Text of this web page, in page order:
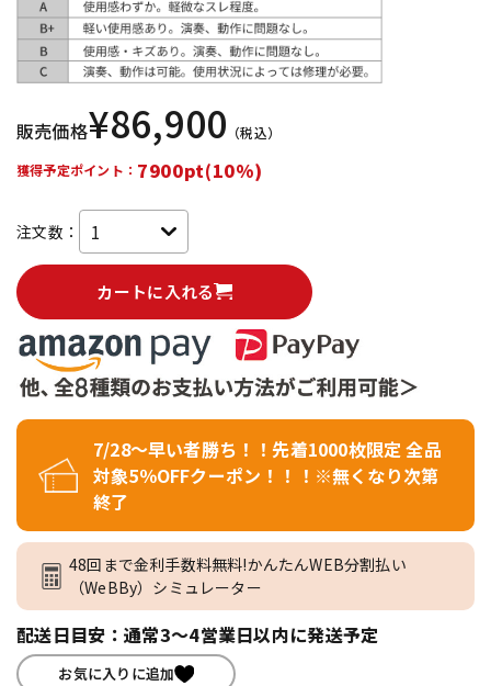
販売価格¥86,900 （税込）
獲得予定ポイント： 7900pt(10%)
注文数：
カートに入れる
7/28～早い者勝ち！！先着1000枚限定 全品
対象5％OFFクーポン！！！※無くなり次第
終了
48回まで金利手数料無料!かんたんWEB分割払い
（WeBBy）シミュレーター
配送日目安：通常3～4営業日以内に発送予定
お気に入りに追加